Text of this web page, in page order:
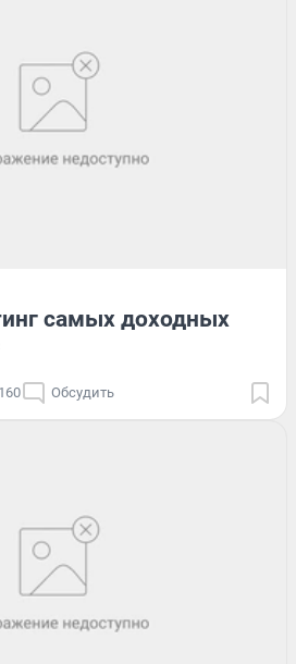
самых доходных
160 Обсудить